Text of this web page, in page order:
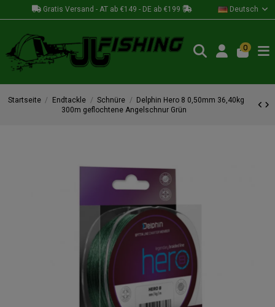
Gratis Versand - AT ab €149 - DE ab €199 Deutsch
0
Startseite Endtackle Schnüre
Delphin Hero 8 0,50mm 36,40kg
300m geflochtene Angelschnur Grün